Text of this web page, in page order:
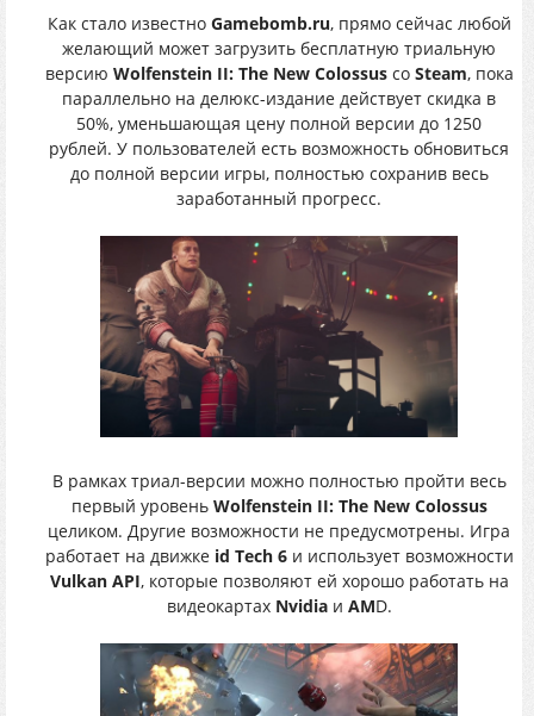
Как стало известно Gamebomb.ru, прямо сейчас любой
желающий может загрузить бесплатную триальную
версию Wolfenstein II: The New Colossusсо Steam, пока
параллельно на делюкс-издание действует скидка в
50%, уменьшающая цену полной версии до 1250
рублей. У пользователей есть возможность обновиться
до полной версии игры, полностью сохранив весь
заработанный прогресс.
В рамках триал-версии можно полностью пройти весь
первый уровень Wolfenstein II: The New Colossus
целиком. Другие возможности не предусмотрены. Игра
работает на движке id Tech 6и использует возможности
Vulkan API, которые позволяют ей хорошо работать на
видеокартах Nvidiaи AMD.